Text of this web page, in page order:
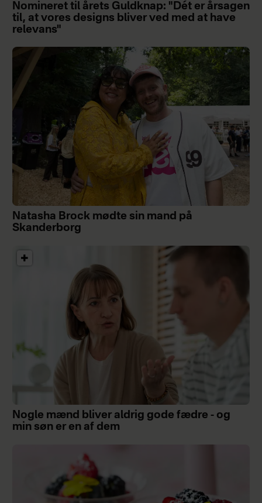
Nomineret til årets Guldknap: "Dét er årsagen
til, at vores designs bliver ved med at have
relevans"
Natasha Brock mødte sin mand på
Skanderborg
Nogle mænd bliver aldrig gode fædre - og
min søn er en af dem